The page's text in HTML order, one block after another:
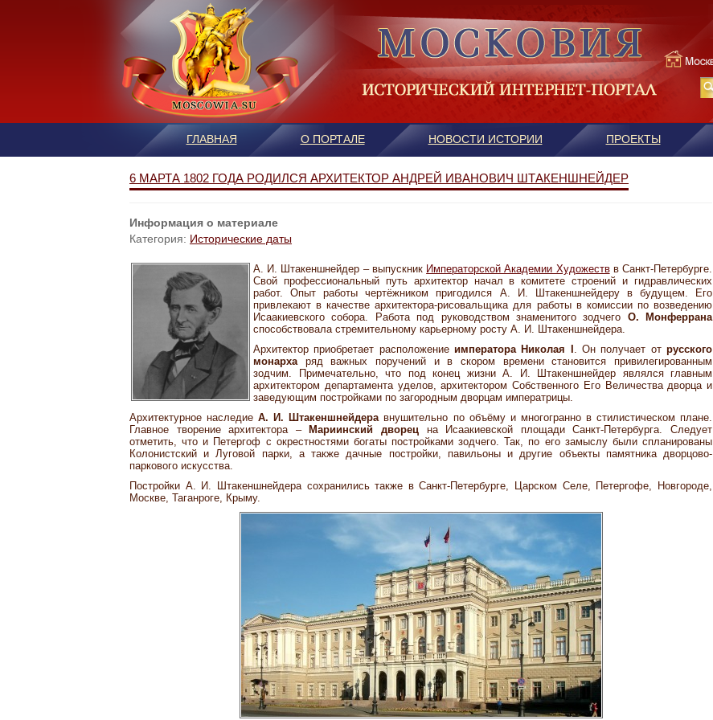
ГЛАВНАЯ О ПОРТАЛЕ НОВОСТИ ИСТОРИИ ПРОЕКТЫ
6 МАРТА 1802 ГОДА РОДИЛСЯ АРХИТЕКТОР АНДРЕЙ ИВАНОВИЧ ШТАКЕНШНЕЙДЕР
Информация о материале
Категория: Исторические даты
А. И. Штакеншнейдер – выпускник Императорской Академии Художествв Санкт-Петербурге.
Свой профессиональный путь архитектор начал в комитете строений и гидравлических
работ. Опыт работы чертёжником пригодился А. И. Штакеншнейдеру в будущем. Его
привлекают в качестве архитектора-рисовальщика для работы в комиссии по возведению
Исаакиевского собора. Работа под руководством знаменитого зодчего О. Монферрана
способствовала стремительному карьерному росту А. И. Штакеншнейдера.
Архитектор приобретает расположение императора Николая I . Он получает отрусского
монархаряд важных поручений и в скором времени становится привилегированным
зодчим. Примечательно, что под конец жизни А. И. Штакеншнейдер являлся главным
архитектором департамента уделов, архитектором Собственного Его Величества дворца и
заведующим постройками по загородным дворцам императрицы.
Архитектурное наследиеА. И. Штакеншнейдеравнушительно по объёму и многогранно в стилистическом плане.
Главное творение архитектора –
Мариинский дворец на Исаакиевской площади Санкт-Петербурга. Следует
отметить, что и Петергоф с окрестностями богаты постройками зодчего. Так, по его замыслу были спланированы
Колонистский и Луговой парки, а также дачные постройки, павильоны и другие объекты памятника дворцово-
паркового искусства.
Постройки А. И. Штакеншнейдера сохранились также в Санкт-Петербурге, Царском Селе, Петергофе, Новгороде,
Москве, Таганроге, Крыму.